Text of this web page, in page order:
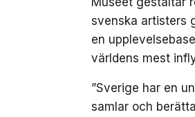
svenska artisters
en
världens mest
”Sverige har en
samlar och